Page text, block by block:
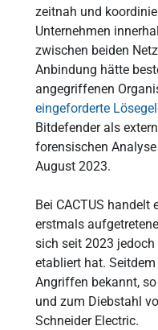
zeitnah und
Unternehmen
zwischen beiden
Anbindung hätte
angegriffenen
eingeforderte
Bitdefender als
forensischen
August 2023.
Bei CACTUS
erstmals
sich seit 2023 jedoch
etabliert hat.
Angriffen bekannt,
und zum Diebstahl
Schneider Electric.